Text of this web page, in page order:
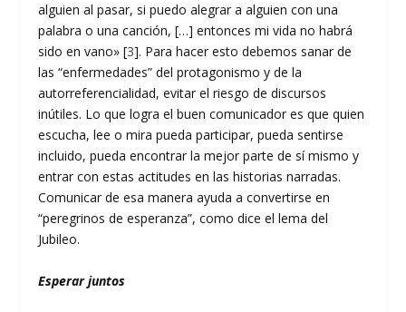
alguien al pasar, si puedo alegrar a alguien con una
palabra o una canción, […] entonces mi vida no habrá
sido en vano» [3]. Para hacer esto debemos sanar de
las “enfermedades” del protagonismo y de la
autorreferencialidad, evitar el riesgo de discursos
inútiles. Lo que logra el buen comunicador es que quien
escucha, lee o mira pueda participar, pueda sentirse
incluido, pueda encontrar la mejor parte de sí mismo y
entrar con estas actitudes en las historias narradas.
Comunicar de esa manera ayuda a convertirse en
“peregrinos de esperanza”, como dice el lema del
Jubileo.
Esperar juntos